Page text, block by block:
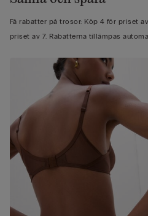
Få rabatter på trosor: Köp 4 för priset
priset av 7. Rabatterna tillämpas